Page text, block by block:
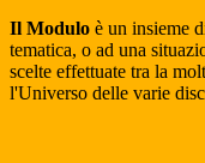
Il Modulo è un insieme
tematica, o ad una
scelte effettuate tra la
l'Universo delle varie